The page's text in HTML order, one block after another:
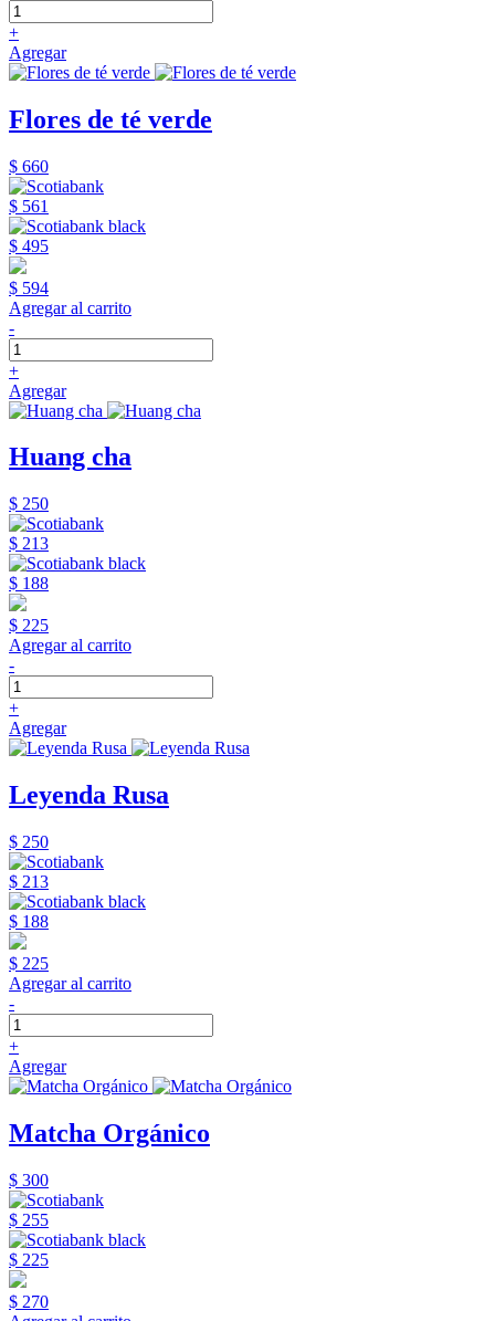
+
Agregar
Flores de té verde
$ 660
$ 561
$ 495
$ 594
Agregar al carrito
-
+
Agregar
Huang cha
$ 250
$ 213
$ 188
$ 225
Agregar al carrito
-
+
Agregar
Leyenda Rusa
$ 250
$ 213
$ 188
$ 225
Agregar al carrito
-
+
Agregar
Matcha Orgánico
$ 300
$ 255
$ 225
$ 270